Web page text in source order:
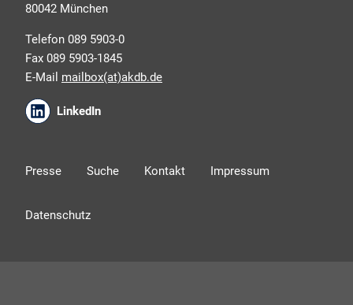
Ich erkläre mich mit den AKDB-
Datenschutzbedingungen einverstanden. Detaillierte
personenbezogenen Daten entnehme ich der
80042 München
Telefon 089 5903-0
Fax 089 5903-1845
E-Mail mailbox(at)akdb.de
LinkedIn
Presse Suche Kontakt Impressum
Datenschutz